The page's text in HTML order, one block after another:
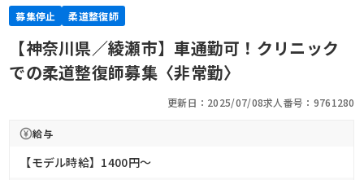
募集停止 柔道整復師
【神奈川県／綾瀬市】車通勤可！クリニック
での柔道整復師募集〈非常勤〉
更新日：2025/07/08求人番号：9761280
給与
【モデル時給】1400円〜